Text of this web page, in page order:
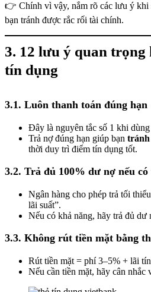
👉 Chính vì vậy, nắm rõ các lưu ý khi
bạn tránh được rắc rối tài chính.
3. 12 lưu ý quan trọng
tín dụng
3.1. Luôn thanh toán đúng hạn
Đây là nguyên tắc số 1 khi
Trả nợ đúng hạn giúp bạn tránh
thời duy trì điểm tín dụng tốt.
3.2. Trả đủ 100% dư nợ nếu có
Ngân hàng cho phép trả tối
lãi suất”.
Nếu có khả năng, hãy trả đủ dư
3.3. Không rút tiền mặt bằng
Rút tiền mặt = phí 3–5% + lãi
Nếu cần tiền mặt, hãy cân nhắc